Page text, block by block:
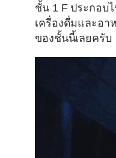
ชั้น 1 F ประกอบ
เครื่องดื่มและอา
ของชั้นนี้เลยครับ